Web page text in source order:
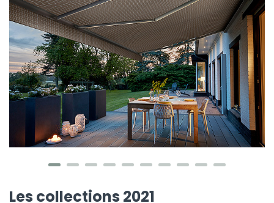
Les collections 2021